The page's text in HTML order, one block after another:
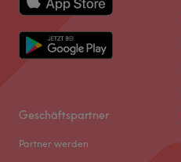
Geschäftspartner
Partner werden